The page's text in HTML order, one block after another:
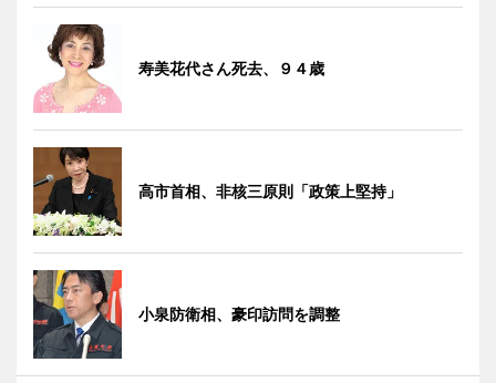
寿美花代さん死去、９４歳
高市首相、非核三原則「政策上堅持」
小泉防衛相、豪印訪問を調整